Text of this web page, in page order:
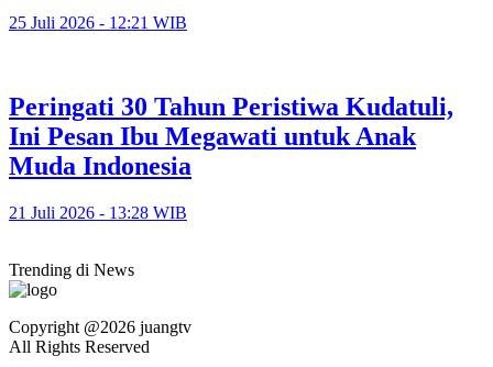
25 Juli 2026 - 12:21 WIB
Peringati 30 Tahun Peristiwa Kudatuli,
Ini Pesan Ibu Megawati untuk Anak
Muda Indonesia
21 Juli 2026 - 13:28 WIB
Trending di News
Copyright @2026 juangtv
All Rights Reserved